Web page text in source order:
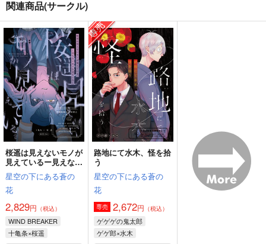
世界の終わりで君を待
つ 後編-1
NNBV
750円（税込）
クー・フーリン×エミヤ
サンプル
作品詳細
世界の終わりで君を待
つ 後編-3
NNBV
629円（税込）
クー・フーリン×エミヤ
サンプル
作品詳細 作品詳細
関連商品(サークル)
桜遥は見えないモノが
見えているー見えない
モノも見ているー
星空の下にある蒼の
花
2,829円 （税込）
WIND BREAKER
十亀条×桜遥
路地にて水木、怪を拾
う
星空の下にある蒼の
花
専売 2,672円 （税込）
ゲゲゲの鬼太郎
ゲゲ郎×水木